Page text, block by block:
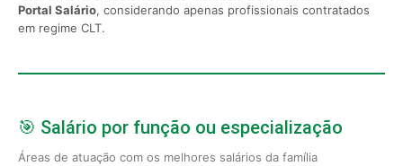
Portal Salário, considerando apenas profissionais contratados
em regime CLT.
🎯 Salário por função ou especialização
Áreas de atuação com os melhores salários da família